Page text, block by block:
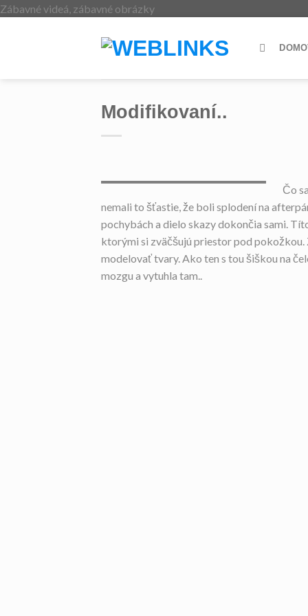
Zábavné videá, zábavné obrázkySkip
content
Modifikovaní..
Čo
nemali to šťastie, že boli splodení na
pochybách a dielo skazy dokončia sami.
ktorými si zväčšujú priestor pod pokožkou.
modelovať tvary. Ako ten s tou šiškou na
mozgu a vytuhla tam..